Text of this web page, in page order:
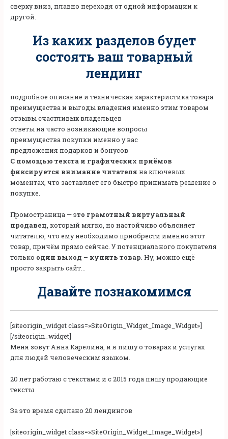
сверху вниз, плавно переходя от одной информации к
другой.
Из каких разделов будет
состоять ваш товарный
лендинг
подробное описание и техническая характеристика товара
преимущества и выгоды владения именно этим товаром
отзывы счастливых владельцев
ответы на часто возникающие вопросы
преимущества покупки именно у вас
предложения подарков и бонусов
С помощью текста и графических приёмов
фиксируется внимание читателя на ключевых
моментах, что заставляет его быстро принимать решение о
покупке.
Промостраница — это грамотный виртуальный
продавец , который мягко, но настойчиво объясняет
читателю, что ему необходимо приобрести именно этот
товар, причём прямо сейчас. У потенциального покупателя
только один выход – купить товар . Ну, можно ещё
просто закрыть сайт…
Давайте познакомимся
[siteorigin_widget class=»SiteOrigin_Widget_Image_Widget»]
[/siteorigin_widget]
Меня зовут Анна Карелина, и я пишу о товарах и услугах
для людей человеческим языком.
20 лет работаю с текстами и с 2015 года пишу продающие
тексты
За это время сделано 20 лендингов
[siteorigin_widget class=»SiteOrigin_Widget_Image_Widget»]